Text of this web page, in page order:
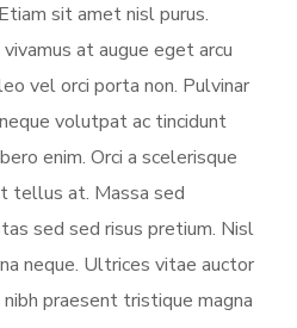
sit amet nisl purus.
at augue eget arcu
vel orci porta non. Pulvinar
volutpat ac tincidunt
enim. Orci a scelerisque
tellus at. Massa sed
sed sed risus pretium. Nisl
neque. Ultrices vitae auctor
praesent tristique magna